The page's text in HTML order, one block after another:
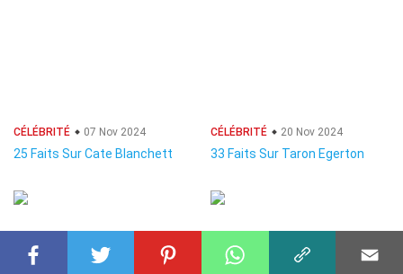
CÉLÉBRITÉ 07 Nov 2024
25 Faits Sur Cate Blanchett
CÉLÉBRITÉ 20 Nov 2024
33 Faits Sur Taron Egerton